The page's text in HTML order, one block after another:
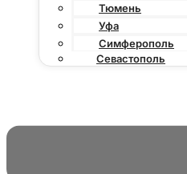
Тюмень
Уфа
Симферополь
Севастополь